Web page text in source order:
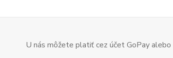
U nás môžete platiť cez účet GoPay